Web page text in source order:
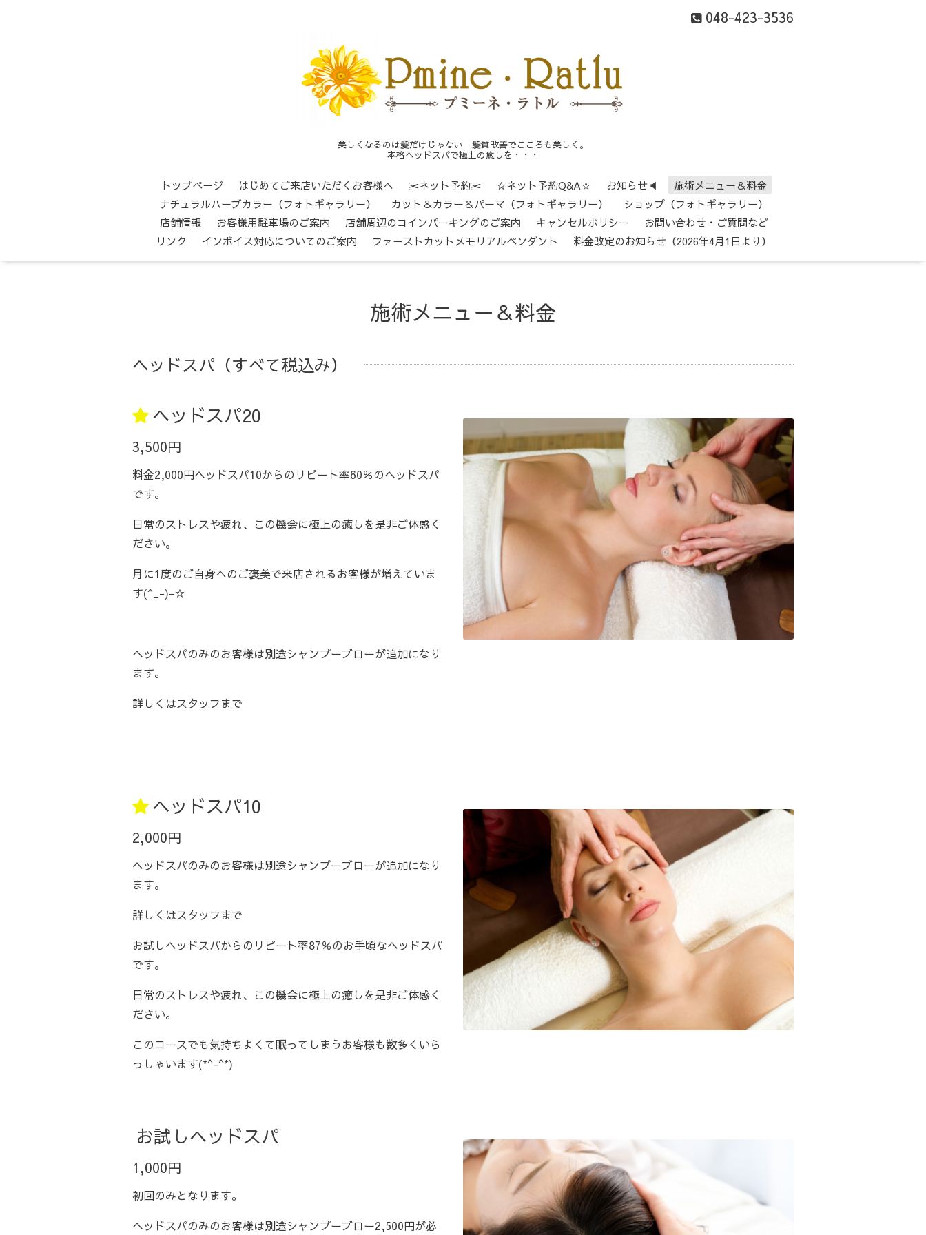
048-423-3536
美しくなるのは髪だけじゃない 髪質改善でこころも美しく。
本格ヘッドスパで極上の癒しを・・・
トップページ はじめてご来店いただくお客様へ ✂ネット予約✂ ☆ネット予約Q&A☆ お知らせ🔈
施術メニュー＆料金
ナチュラルハーブカラー（フォトギャラリー）
カット＆カラー＆パーマ（フォトギャラリー）
ショップ（フォトギャラリー）
店舗情報
お客様用駐車場のご案内 店舗周辺のコインパーキングのご案内 キャンセルポリシー
お問い合わせ・ご質問など
リンク
インボイス対応についてのご案内 ファーストカットメモリアルペンダント 料金改定のお知らせ（2026年4月1日より）
施術メニュー＆料金
ヘッドスパ（すべて税込み）
ヘッドスパ20
3,500円
料金2,000円ヘッドスパ10からのリピート率60％のヘッドスパ
です。
日常のストレスや疲れ、この機会に極上の癒しを是非ご体感く
ださい。
月に1度のご自身へのご褒美で来店されるお客様が増えていま
す(^_-)-☆
ヘッドスパのみのお客様は別途シャンプーブローが追加になり
ます。
詳しくはスタッフまで
ヘッドスパ10
2,000円
ヘッドスパのみのお客様は別途シャンプーブローが追加になり
ます。
詳しくはスタッフまで
お試しヘッドスパからのリピート率87％のお手頃なヘッドスパ
です。
日常のストレスや疲れ、この機会に極上の癒しを是非ご体感く
ださい。
このコースでも気持ちよくて眠ってしまうお客様も数多くいら
っしゃいます(*^-^*)
お試しヘッドスパ
1,000円
初回のみとなります。
ヘッドスパのみのお客様は別途シャンプーブロー2,500円が必